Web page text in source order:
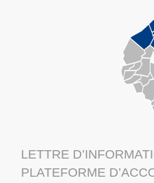
LETTRE
PLATEFORME